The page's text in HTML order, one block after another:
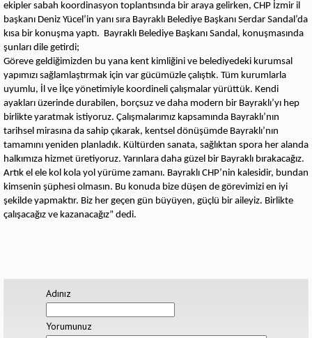
ekipler sabah koordinasyon toplantısında bir araya gelirken, CHP İzmir il
başkanı Deniz Yücel’in yanı sıra Bayraklı Belediye Başkanı Serdar Sandal’da
kısa bir konuşma yaptı. Bayraklı Belediye Başkanı Sandal, konuşmasında
şunları dile getirdi;
Göreve geldiğimizden bu yana kent kimliğini ve belediyedeki kurumsal
yapımızı sağlamlaştırmak için var gücümüzle çalıştık. Tüm kurumlarla
uyumlu, İl ve İlçe yönetimiyle koordineli çalışmalar yürüttük. Kendi
ayakları üzerinde durabilen, borçsuz ve daha modern bir Bayraklı’yı hep
birlikte yaratmak istiyoruz. Çalışmalarımız kapsamında Bayraklı’nın
tarihsel mirasına da sahip çıkarak, kentsel dönüşümde Bayraklı’nın
tamamını yeniden planladık. Kültürden sanata, sağlıktan spora her alanda
halkımıza hizmet üretiyoruz. Yarınlara daha güzel bir Bayraklı bırakacağız.
Artık el ele kol kola yol yürüme zamanı. Bayraklı CHP’nin kalesidir, bundan
kimsenin şüphesi olmasın. Bu konuda bize düşen de görevimizi en iyi
şekilde yapmaktır. Biz her geçen gün büyüyen, güçlü bir aileyiz. Birlikte
çalışacağız ve kazanacağız” dedi.
Adınız
Yorumunuz